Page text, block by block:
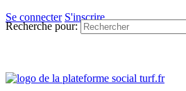
Se connecter S'inscrire
Recherche pour: